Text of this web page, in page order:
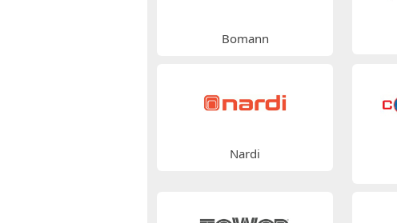
Bomann
Nardi